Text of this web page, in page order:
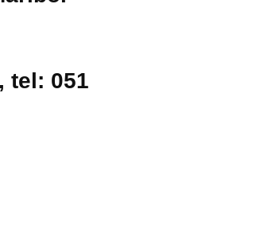
tel: 051